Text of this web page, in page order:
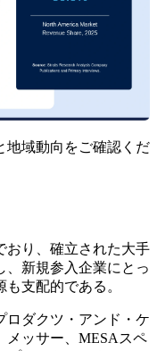
地域動向をご確認くだ
おり、確立された大手
、新規参入企業にとっ
支配的である。
ロダクツ・アンド・ケ
メッサー、MESAスペ